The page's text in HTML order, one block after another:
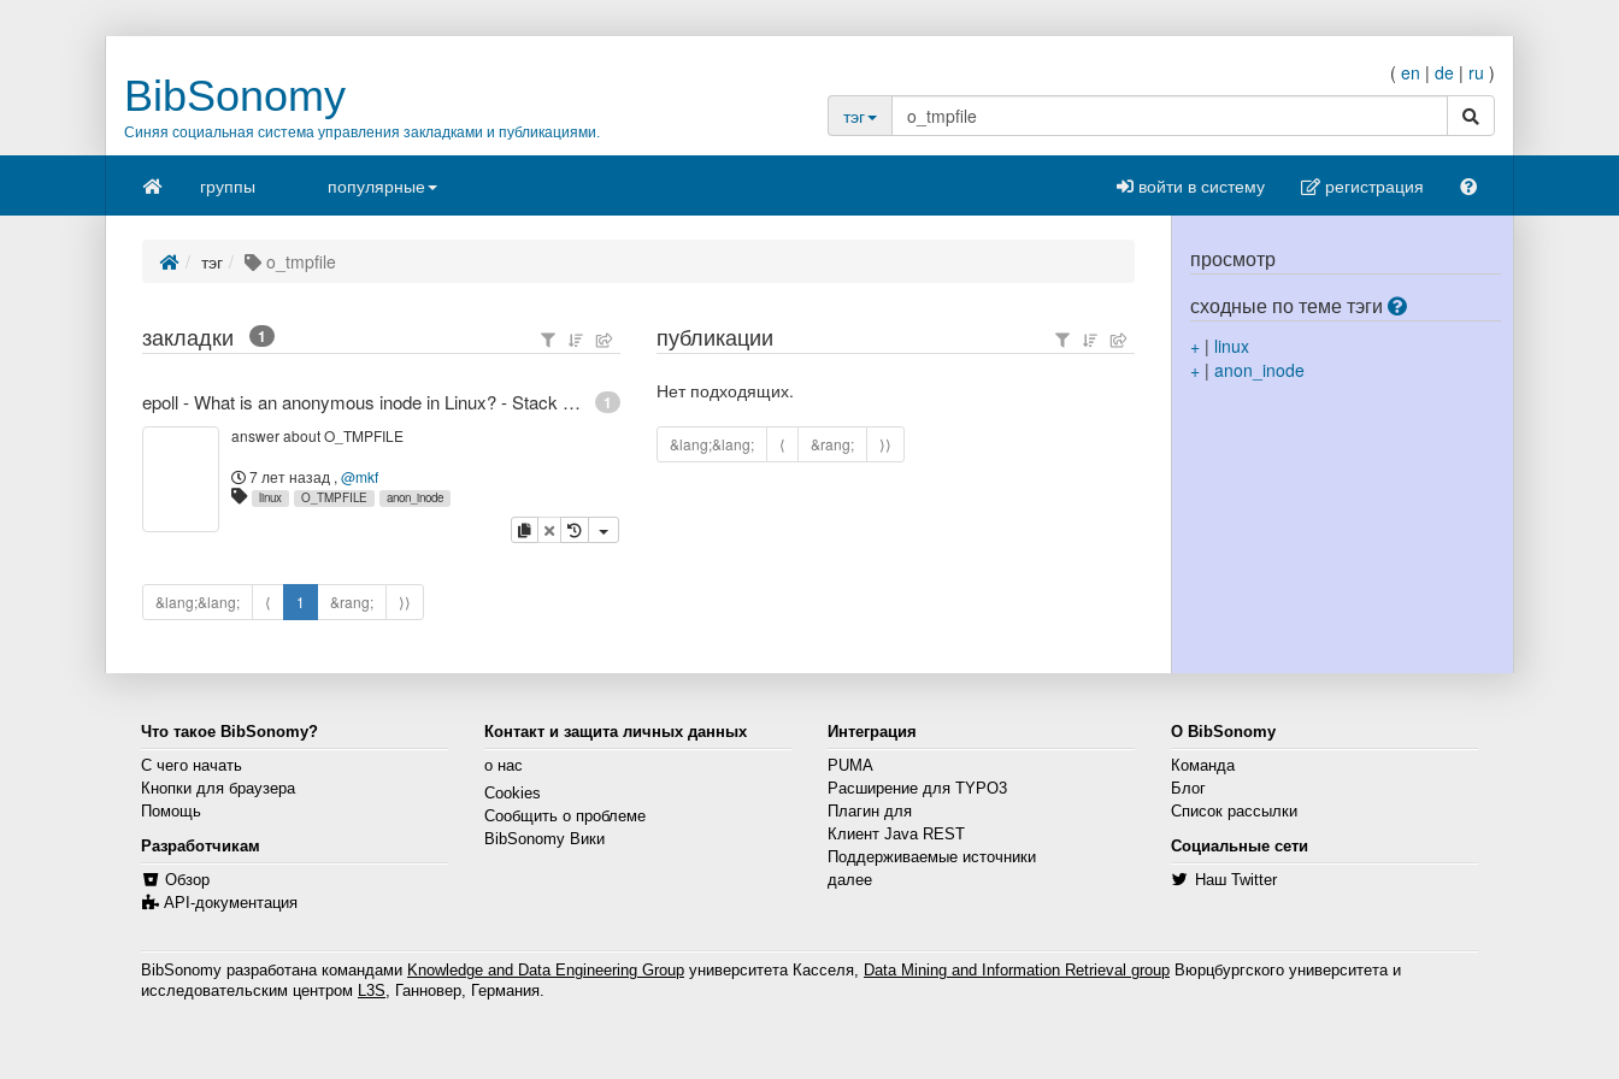
BibSonomy
Синяя социальная система управления закладками и публикациями.
( en | de | ru )
тэг
поиск
группы популярные войти в систему регистрация
тэг o_tmpfile
закладки 1
1
epoll - What is an anonymous inode in Linux? - Stack Overflow
answer about O_TMPFILE
7 лет назад , @mkf
linux O_TMPFILE anon_inode
копировать
удалить
&lang;&lang; ⟨ 1 &rang; ⟩⟩
публикации
Нет подходящих.
&lang;&lang; ⟨ &rang; ⟩⟩
просмотр
сходные по теме тэги
+| linux
+| anon_inode
Что такое BibSonomy?
С чего начать
Кнопки для браузера
Помощь
Разработчикам
Обзор
API-документация
Контакт и защита личных данных
о нас
Cookies
Сообщить о проблеме
BibSonomy Вики
Интеграция
PUMA
Расширение для TYPO3
Плагин для
Клиент Java REST
Поддерживаемые источники
далее
О BibSonomy
Команда
Блог
Список рассылки
Социальные сети
Наш Twitter
BibSonomy разработана командами Knowledge and Data Engineering Group университета Касселя, Data Mining and Information Retrieval group Вюрцбургского университета и
исследовательским центром L3S, Ганновер, Германия.